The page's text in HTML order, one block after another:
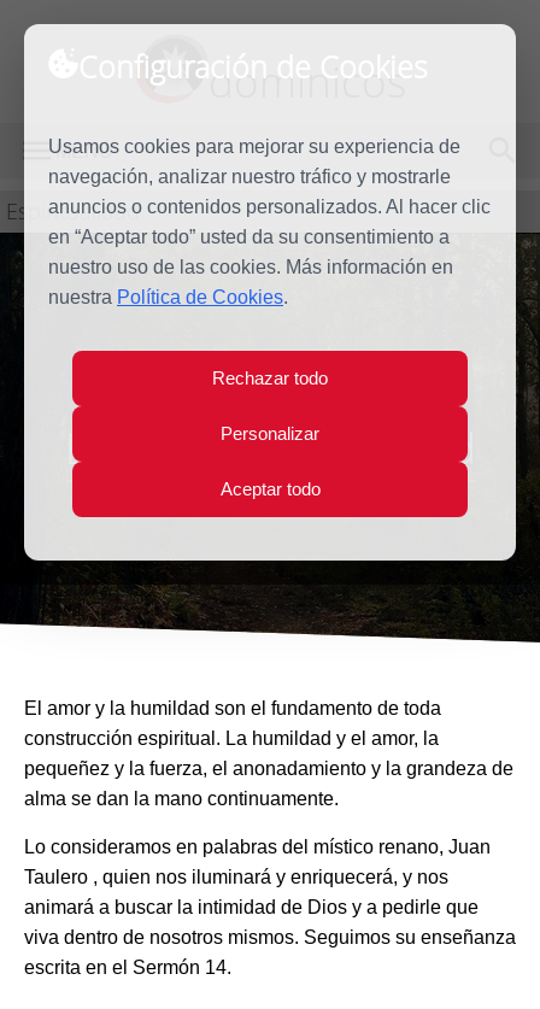
Configuración de Cookies
Usamos cookies para mejorar su experiencia de
navegación, analizar nuestro tráfico y mostrarle
anuncios o contenidos personalizados. Al hacer clic
en “Aceptar todo” usted da su consentimiento a
nuestro uso de las cookies. Más información en
nuestra Política de Cookies.
Rechazar todo
Personalizar
Aceptar todo
dominicos
MENÚ
Espiritualidad
El amor y la humildad
E l amor y la humildad son el fundamento de toda
construcción espiritual. La humildad y el amor, la
pequeñez y la fuerza, el anonadamiento y la grandeza de
alma se dan la mano continuamente.
Lo consideramos en palabras del místico renano, Juan
Taulero , quien nos iluminará y enriquecerá, y nos
animará a buscar la intimidad de Dios y a pedirle que
viva dentro de nosotros mismos. Seguimos su enseñanza
escrita en el Sermón 14.